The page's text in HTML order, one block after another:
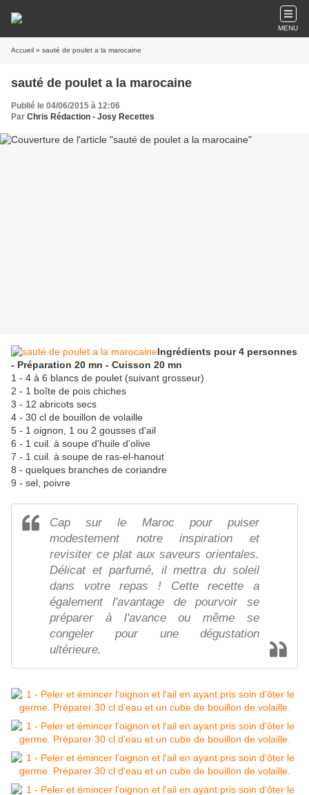
MENU
Accueil » sauté de poulet a la marocaine
sauté de poulet a la marocaine
Publié le 04/06/2015 à 12:06
Par Chris Rédaction - Josy Recettes
Ingrédients pour 4 personnes
- Préparation 20 mn - Cuisson 20 mn
1 - 4 à 6 blancs de poulet (suivant grosseur)
2 - 1 boîte de pois chiches
3 - 12 abricots secs
4 - 30 cl de bouillon de volaille
5 - 1 oignon, 1 ou 2 gousses d'ail
6 - 1 cuil. à soupe d'huile d'olive
7 - 1 cuil. à soupe de ras-el-hanout
8 - quelques branches de coriandre
9 - sel, poivre
Cap sur le Maroc pour puiser
modestement notre inspiration et
revisiter ce plat aux saveurs orientales.
Délicat et parfumé, il mettra du soleil
dans votre repas ! Cette recette a
également l'avantage de pourvoir se
préparer à l'avance ou même se
congeler pour une dégustation
ultérieure.